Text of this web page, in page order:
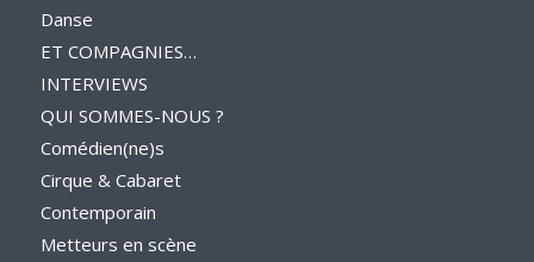
Danse
ET COMPAGNIES…
INTERVIEWS
QUI SOMMES-NOUS ?
Comédien(ne)s
Cirque & Cabaret
Contemporain
Metteurs en scène